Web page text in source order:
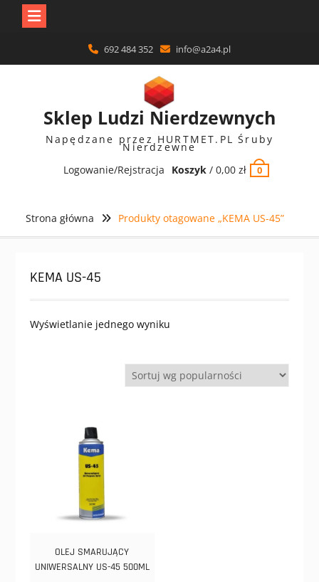
content
692 484 352 info@a2a4.pl
Sklep Ludzi Nierdzewnych
Napędzane przez HURTMET.PL Śruby
Nierdzewne
Logowanie/Rejstracja
Koszyk/ 0,00 zł 0
Strona główna Produkty otagowane „KEMA US-45”
KEMA US-45
Wyświetlanie jednego wyniku
OLEJ SMARUJĄCY
UNIWERSALNY US-45 500ML